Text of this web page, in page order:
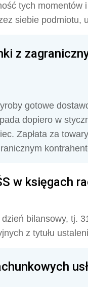
tych
siebie podmiotu,
z
gotowe
dopiero w
Zapłata za
w księgach
bilansowy, tj.
z tytułu